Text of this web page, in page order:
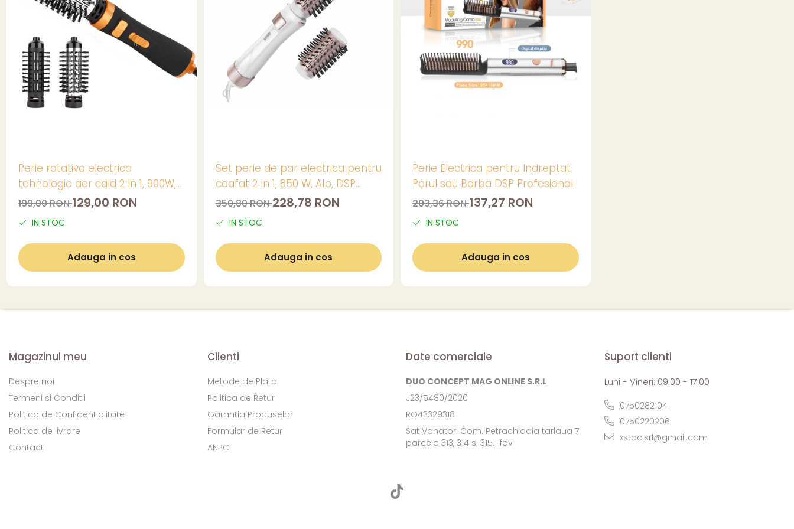
Perie rotativa electrica
tehnologie aer cald 2 in 1, 900W,
3 viteze, 2 Accesorii , cablu 360
199,00 RON129,00 RON
IN STOC
Adauga in cos
Set perie de par electrica pentru
coafat 2 in 1, 850 W, Alb, DSP
Professional - 50064
350,80 RON228,78 RON
IN STOC
Adauga in cos
Perie Electrica pentru Indreptat
Parul sau Barba DSP Profesional
203,36 RON137,27 RON
IN STOC
Adauga in cos
Magazinul meu
Despre noi
Termeni si Conditii
Politica de Confidentialitate
Politica de livrare
Contact
Clienti
Metode de Plata
Politica de Retur
Garantia Produselor
Formular de Retur
ANPC
Date comerciale
DUO CONCEPT MAG ONLINE S.R.L
J23/5480/2020
RO43329318
Sat Vanatori Com. Petrachioaia tarlaua 7
parcela 313, 314 si 315, Ilfov
Suport clienti
Luni - Vineri: 09:00 - 17:00
0750282104
0750220206
xstoc.srl@gmail.com